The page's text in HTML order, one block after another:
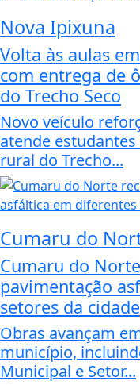
Nova Ipixuna
Volta às aulas
com entrega de
do Trecho Seco
Novo veículo
atende
rural do Trecho...
Cumaru do
Cumaru do
pavimentação
setores da cidade
Obras avançam
município,
Municipal e Setor...